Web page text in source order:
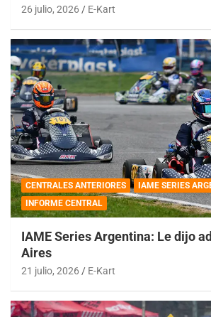
26 julio, 2026 E-Kart
CENTRALES ANTERIORES
IAME SERIES
INFORME CENTRAL
IAME Series Argentina: Le dijo
Aires
21 julio, 2026 E-Kart